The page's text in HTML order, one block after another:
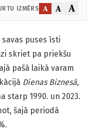
IZMĒRS A A A
puses īsti
skriet pa priekšu
pašā laikā varam
Dienas Biznesā,
starp 1990. un 2023.
šajā periodā